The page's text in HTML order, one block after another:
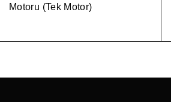
Motoru (Tek Motor)